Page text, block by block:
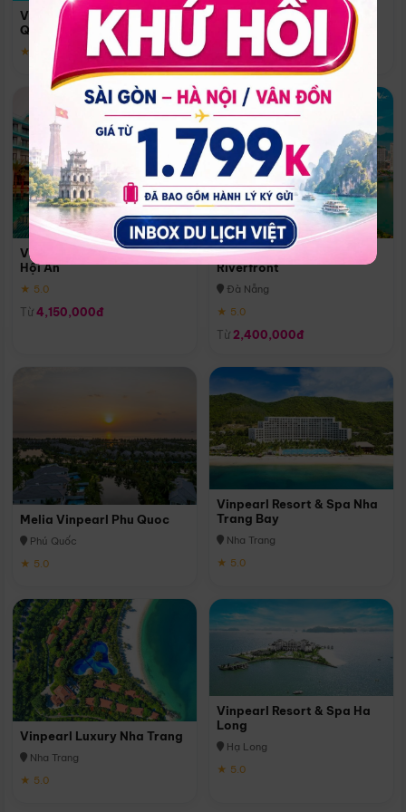
Vinpearl Resort & Spa Phu
Quoc
★ 5.0
Quoc
Phú Quốc
★ 5.0
Vinpearl Resort & Golf Nam
Hội An
★ 5.0
Từ 4,150,000đ
Melia Vinpearl Danang
Riverfront
Đà Nẵng
★ 5.0
Từ 2,400,000đ
Melia Vinpearl Phu Quoc
Phú Quốc
★ 5.0
Vinpearl Resort & Spa Nha
Trang Bay
Nha Trang
★ 5.0
Vinpearl Luxury Nha Trang
Nha Trang
★ 5.0
Vinpearl Resort & Spa Ha
Long
Hạ Long
★ 5.0